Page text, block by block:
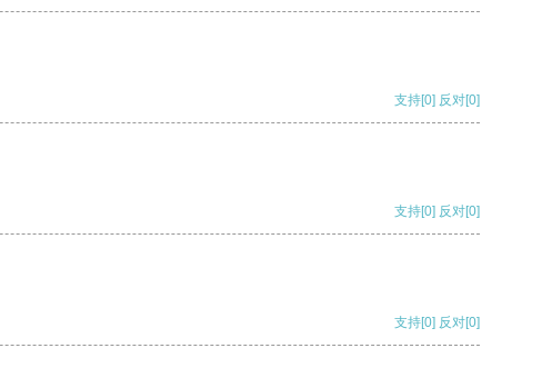
支持[0] 反对[0]
支持[0] 反对[0]
支持[0] 反对[0]